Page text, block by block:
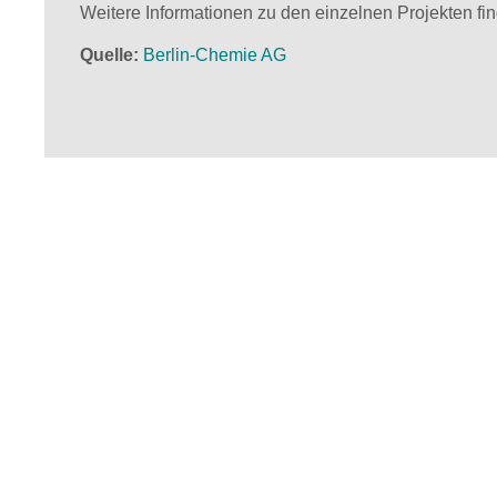
Weitere Informationen zu den einzelnen Projekten
Quelle Berlin-Chemie AG